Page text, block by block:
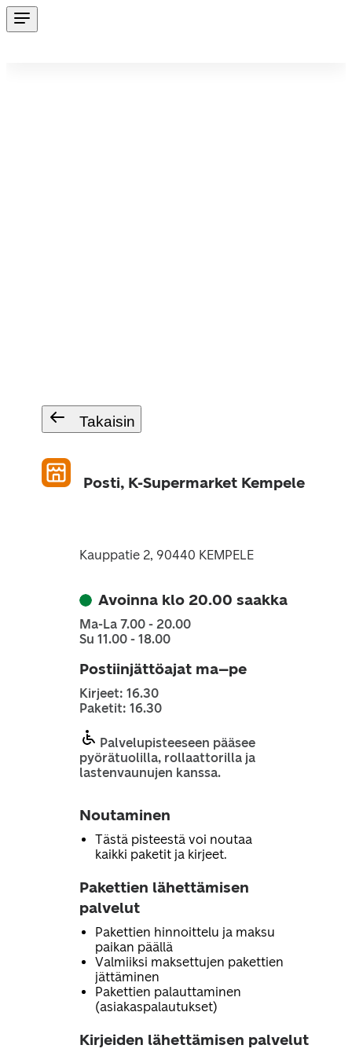
Takaisin
Posti, K-Supermarket Kempele
Kauppatie 2, 90440 KEMPELE
Avoinna klo 20.00 saakka
Ma-La 7.00 - 20.00
Su 11.00 - 18.00
Postiinjättöajat ma–pe
Kirjeet: 16.30
Paketit: 16.30
Palvelupisteeseen pääsee
pyörätuolilla, rollaattorilla ja
lastenvaunujen kanssa.
Noutaminen
Tästä pisteestä voi noutaa
kaikki paketit ja kirjeet.
Pakettien lähettämisen
palvelut
Pakettien hinnoittelu ja maksu
paikan päällä
Valmiiksi maksettujen pakettien
jättäminen
Pakettien palauttaminen
(asiakaspalautukset)
Kirjeiden lähettämisen palvelut